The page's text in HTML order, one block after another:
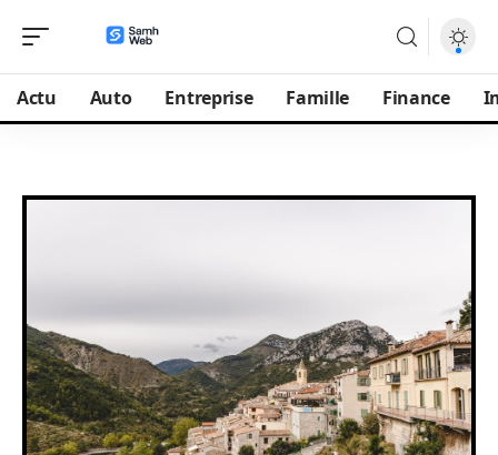
Actu Auto Entreprise Famille Finance